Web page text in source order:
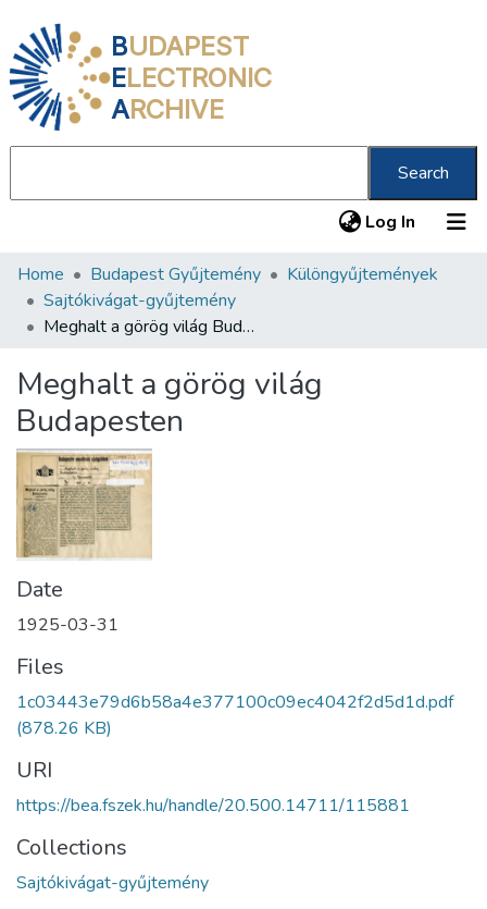
BUDAPEST
ELECTRONIC
ARCHIVE
Search
Log In (current)
Communities & Collections
All of DSpace
About us
Home Budapest Gyűjtemény
Különgyűjtemények
Sajtókivágat-gyűjtemény
Meghalt a görög világ Budapesten
Meghalt a görög világ
Budapesten
Date
1925-03-31
Files
1c03443e79d6b58a4e377100c09ec4042f2d5d1d.pdf
(878.26 KB)
URI
https://bea.fszek.hu/handle/20.500.14711/115881
Collections
Sajtókivágat-gyűjtemény